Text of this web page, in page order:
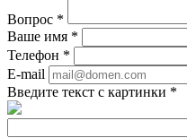
Вопрос *
Ваше имя *
Телефон *
E-mail
Введите текст с картинки *